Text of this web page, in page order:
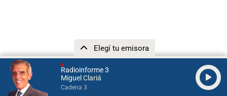
Radioinforme 3
Miguel Clariá
Cadena 3
Elegí tu emisora